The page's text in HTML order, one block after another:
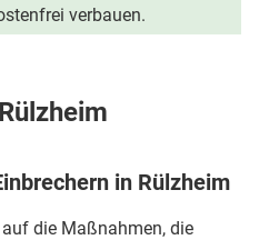
verbauen.
in Rülzheim
die Maßnahmen, die